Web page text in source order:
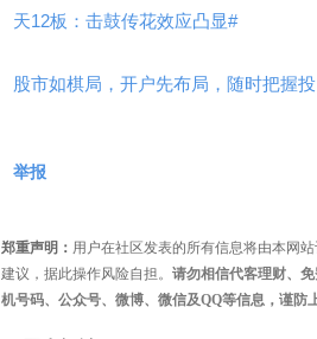
天12板：击鼓传花效应凸显#
股市如棋局，开户先布局，随时把握
举报
郑重声明： 用户在社区发表的所有信息将由本网
建议，据此操作风险自担。 请勿相信代客理财、
机号码、公众号、微博、微信及QQ等信息，谨防